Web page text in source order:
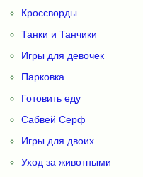
Кроссворды
Танки и Танчики
Игры для девочек
Парковка
Готовить еду
Сабвей Серф
Игры для двоих
Уход за животными